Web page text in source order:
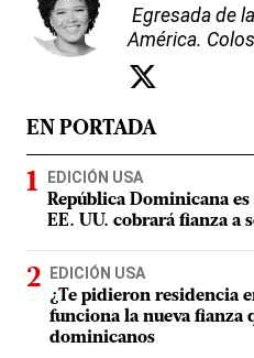
Egresada de
América.
EN PORTADA
EDICIÓN USA
República Dominicana
EE. UU. cobrará fianza a
EDICIÓN USA
¿Te pidieron residencia
funciona la nueva fianza
dominicanos